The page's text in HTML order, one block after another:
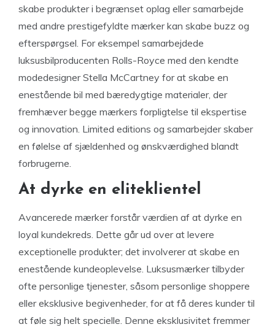
skabe produkter i begrænset oplag eller samarbejde
med andre prestigefyldte mærker kan skabe buzz og
efterspørgsel. For eksempel samarbejdede
luksusbilproducenten Rolls-Royce med den kendte
modedesigner Stella McCartney for at skabe en
enestående bil med bæredygtige materialer, der
fremhæver begge mærkers forpligtelse til ekspertise
og innovation. Limited editions og samarbejder skaber
en følelse af sjældenhed og ønskværdighed blandt
forbrugerne.
At dyrke en eliteklientel
Avancerede mærker forstår værdien af ​​at dyrke en
loyal kundekreds. Dette går ud over at levere
exceptionelle produkter; det involverer at skabe en
enestående kundeoplevelse. Luksusmærker tilbyder
ofte personlige tjenester, såsom personlige shoppere
eller eksklusive begivenheder, for at få deres kunder til
at føle sig helt specielle. Denne eksklusivitet fremmer